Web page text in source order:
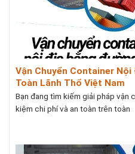
Vận Chuyển Container
Toàn Lãnh Thổ Việt Nam
Bạn đang tìm kiếm giải pháp vận
kiệm chi phí và an toàn trên toàn